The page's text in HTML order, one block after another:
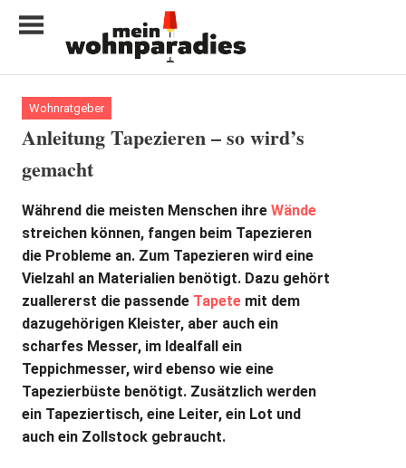
Inhalt
My
home
is
my
castle
Wohnratgeber
Anleitung Tapezieren – so wird’s
gemacht
Während die meisten Menschen ihre Wände
streichen können, fangen beim Tapezieren
die Probleme an. Zum Tapezieren wird eine
Vielzahl an Materialien benötigt. Dazu gehört
zuallererst die passende Tapete mit dem
dazugehörigen Kleister, aber auch ein
scharfes Messer, im Idealfall ein
Teppichmesser, wird ebenso wie eine
Tapezierbüste benötigt. Zusätzlich werden
ein Tapeziertisch, eine Leiter, ein Lot und
auch ein Zollstock gebraucht.